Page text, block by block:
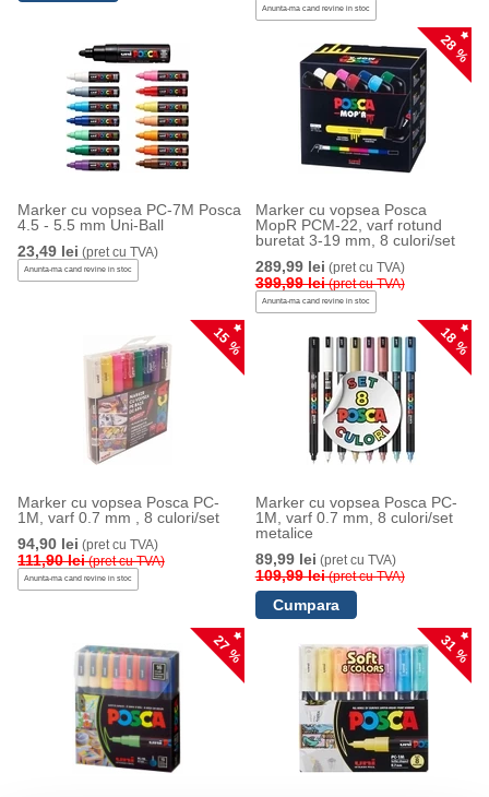
Anunta-ma cand revine in stoc
Marker cu vopsea PC-7M Posca
4.5 - 5.5 mm Uni-Ball
23,49 lei (pret cu TVA)
Anunta-ma cand revine in stoc
28 %
Marker cu vopsea Posca
MopR PCM-22, varf rotund
buretat 3-19 mm, 8 culori/set
289,99 lei (pret cu TVA)
399,99 lei(pret cu TVA)
Anunta-ma cand revine in stoc
15 %
Marker cu vopsea Posca PC-
1M, varf 0.7 mm , 8 culori/set
94,90 lei (pret cu TVA)
111,90 lei(pret cu TVA)
Anunta-ma cand revine in stoc
18 %
Marker cu vopsea Posca PC-
1M, varf 0.7 mm, 8 culori/set
metalice
89,99 lei (pret cu TVA)
109,99 lei(pret cu TVA)
27 % 31 %